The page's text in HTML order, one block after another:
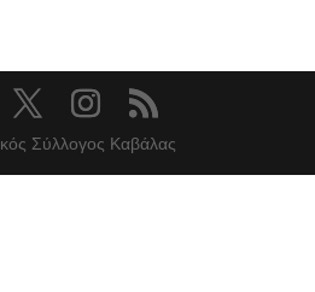
Σύλλογος Καβάλας